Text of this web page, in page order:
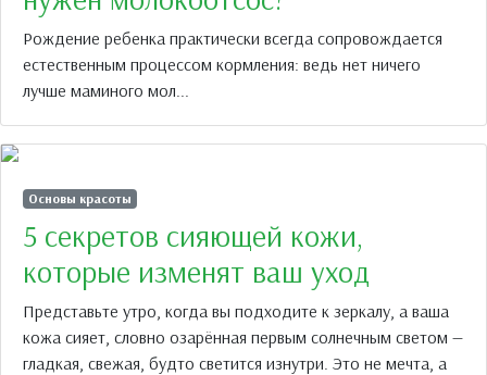
Рождение ребенка практически всегда сопровождается
естественным процессом кормления: ведь нет ничего
лучше маминого мол...
Основы красоты
5 секретов сияющей кожи,
которые изменят ваш уход
Представьте утро, когда вы подходите к зеркалу, а ваша
кожа сияет, словно озарённая первым солнечным светом —
гладкая, свежая, будто светится изнутри. Это не мечта, а